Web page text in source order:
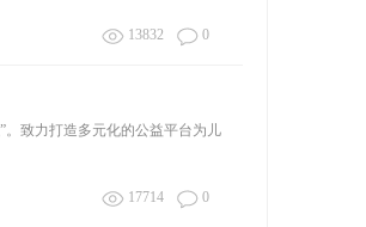
13832 0
。致力打造多元化的公益平台为儿
17714 0